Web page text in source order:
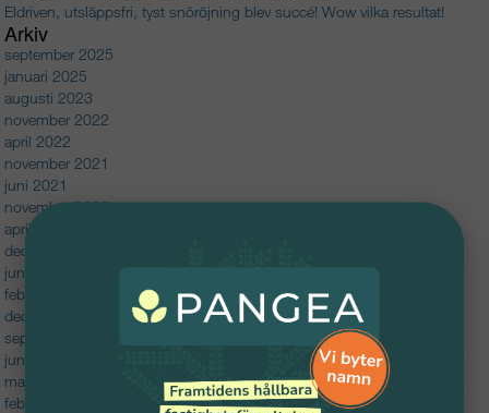
Eldriven, utsläppsfri, tyst snöröjning blev succé! Wow vilka resultat!
Arkiv
september 2025
januari 2025
augusti 2023
november 2022
april 2022
november 2021
juni 2021
november 2020
april 2020
december 2019
juni 2019
februari 2019
december 2018
september 2018
juni 2018
maj 2018
februari 2018